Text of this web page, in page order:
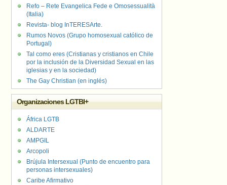
Refo – Rete Evangelica Fede e Omosessualità
(Italia)
Revista- blog InTERESArte.
Rumos Novos (Grupo homosexual católico de
Portugal)
Tal como eres (Cristianas y cristianos en Chile
por la inclusión de la Diversidad Sexual en las
iglesias y en la sociedad)
The Gay Christian (en inglés)
Organizaciones LGTBI+
África LGTB
ALDARTE
AMPGIL
Arcopoli
Brújula Intersexual (Punto de encuentro para
personas intersexuales)
Caribe Afirmativo